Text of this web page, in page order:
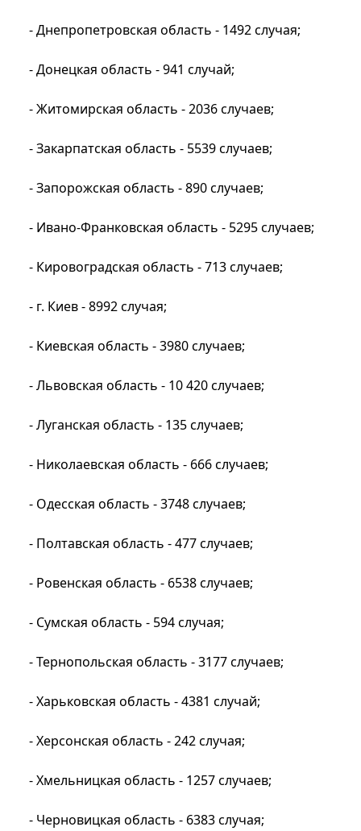
- Днепропетровская область - 1492 случая;
- Донецкая область - 941 случай;
- Житомирская область - 2036 случаев;
- Закарпатская область - 5539 случаев;
- Запорожская область - 890 случаев;
- Ивано-Франковская область - 5295 случаев;
- Кировоградская область - 713 случаев;
- г. Киев - 8992 случая;
- Киевская область - 3980 случаев;
- Львовская область - 10 420 случаев;
- Луганская область - 135 случаев;
- Николаевская область - 666 случаев;
- Одесская область - 3748 случаев;
- Полтавская область - 477 случаев;
- Ровенская область - 6538 случаев;
- Сумская область - 594 случая;
- Тернопольская область - 3177 случаев;
- Харьковская область - 4381 случай;
- Херсонская область - 242 случая;
- Хмельницкая область - 1257 случаев;
- Черновицкая область - 6383 случая;